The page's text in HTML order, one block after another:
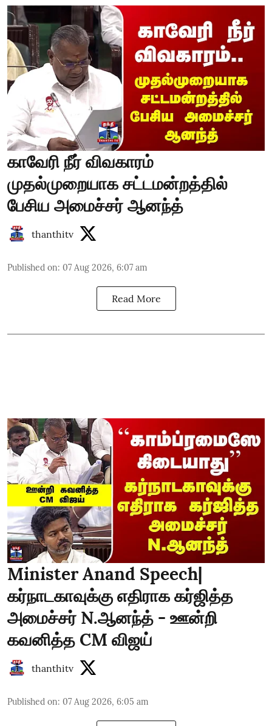
காவேரி நீர் விவகாரம்
முதல்முறையாக சட்டமன்றத்தில்
பேசிய அமைச்சர் ஆனந்த்
thanthitv
Published on: 07 Aug 2026, 6:07 am
Read More
Minister Anand Speech|
கர்நாடகாவுக்கு எதிராக கர்ஜித்த
அமைச்சர் N.ஆனந்த் - ஊன்றி
கவனித்த CM விஜய்
thanthitv
Published on: 07 Aug 2026, 6:05 am